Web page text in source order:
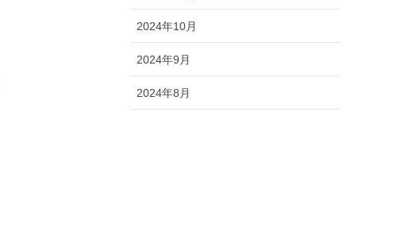
2024年10月
2024年9月
2024年8月